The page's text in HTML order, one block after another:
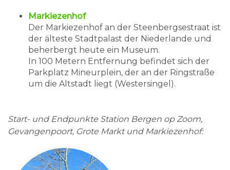
Markiezenhof
Der Markiezenhof an der Steenbergsestraat ist
der älteste Stadtpalast der Niederlande und
beherbergt heute ein Museum.
In 100 Metern Entfernung befindet sich der
Parkplatz Mineurplein, der an der Ringstraße
um die Altstadt liegt (Westersingel).
Start- und Endpunkte Station Bergen op Zoom,
Gevangenpoort, Grote Markt und Markiezenhof: